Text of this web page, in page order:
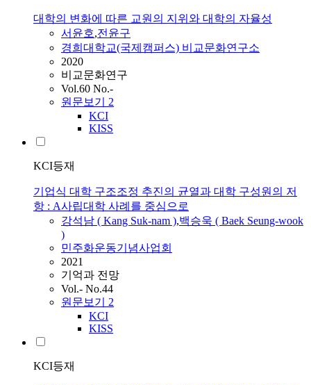
대학의 변화에 따른 교원의 지위와 대학의 자율성
서윤호,전윤구
경희대학교(국제캠퍼스) 비교문화연구소
2020
비교문화연구
Vol.60 No.-
원문보기 2
KCI
KISS
KCI등재
기업식 대학 구조조정 추진의 균열과 대학 구성원의 저
항 : A사립대학 사례를 중심으로
강석남 ( Kang Suk-nam ),백승욱 ( Baek Seung-wook
)
민주화운동기념사업회
2021
기억과 전망
Vol.- No.44
원문보기 2
KCI
KISS
KCI등재